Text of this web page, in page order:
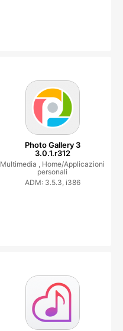
Photo Gallery 3
3.0.1.r312
Multimedia , Home/Applicazioni
personali
ADM: 3.5.3, i386